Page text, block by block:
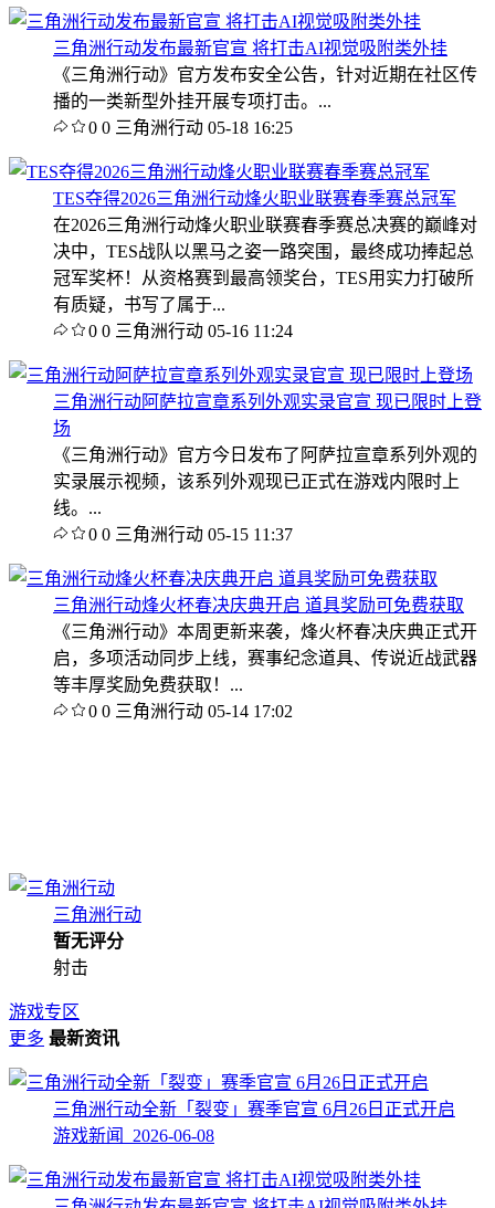
三角洲行动发布最新官宣 将打击AI视觉吸附类外挂
《三角洲行动》官方发布安全公告，针对近期在社区传
播的一类新型外挂开展专项打击。...
0 0 三角洲行动 05-18 16:25
TES夺得2026三角洲行动烽火职业联赛春季赛总冠军
在2026三角洲行动烽火职业联赛春季赛总决赛的巅峰对
决中，TES战队以黑马之姿一路突围，最终成功捧起总
冠军奖杯！从资格赛到最高领奖台，TES用实力打破所
有质疑，书写了属于...
0 0 三角洲行动 05-16 11:24
三角洲行动阿萨拉宣章系列外观实录官宣 现已限时上登
场
《三角洲行动》官方今日发布了阿萨拉宣章系列外观的
实录展示视频，该系列外观现已正式在游戏内限时上
线。...
0 0 三角洲行动 05-15 11:37
三角洲行动烽火杯春决庆典开启 道具奖励可免费获取
《三角洲行动》本周更新来袭，烽火杯春决庆典正式开
启，多项活动同步上线，赛事纪念道具、传说近战武器
等丰厚奖励免费获取！...
0 0 三角洲行动 05-14 17:02
三角洲行动
暂无评分
射击
游戏专区
更多 最新资讯
三角洲行动全新「裂变」赛季官宣 6月26日正式开启
游戏新闻 2026-06-08